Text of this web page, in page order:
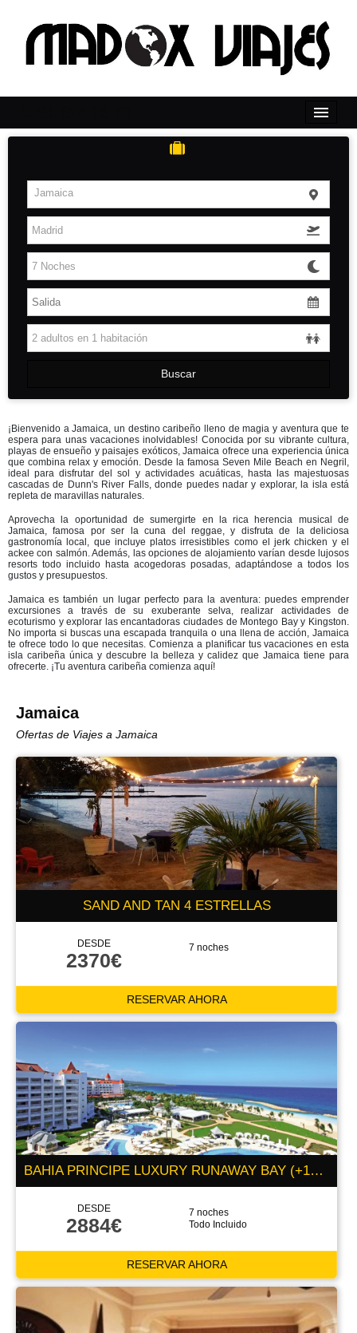
África
Islas Canarias
Solicita Presupuesto
Jamaica
Buscar
¡Bienvenido a Jamaica, un destino caribeño lleno de magia y aventura que te
espera para unas vacaciones inolvidables! Conocida por su vibrante cultura,
playas de ensueño y paisajes exóticos, Jamaica ofrece una experiencia única
que combina relax y emoción. Desde la famosa Seven Mile Beach en Negril,
ideal para disfrutar del sol y actividades acuáticas, hasta las majestuosas
cascadas de Dunn's River Falls, donde puedes nadar y explorar, la isla está
repleta de maravillas naturales.
Aprovecha la oportunidad de sumergirte en la rica herencia musical de
Jamaica, famosa por ser la cuna del reggae, y disfruta de la deliciosa
gastronomía local, que incluye platos irresistibles como el jerk chicken y el
ackee con salmón. Además, las opciones de alojamiento varían desde lujosos
resorts todo incluido hasta acogedoras posadas, adaptándose a todos los
gustos y presupuestos.
Jamaica es también un lugar perfecto para la aventura: puedes emprender
excursiones a través de su exuberante selva, realizar actividades de
ecoturismo y explorar las encantadoras ciudades de Montego Bay y Kingston.
No importa si buscas una escapada tranquila o una llena de acción, Jamaica
te ofrece todo lo que necesitas. Comienza a planificar tus vacaciones en esta
isla caribeña única y descubre la belleza y calidez que Jamaica tiene para
ofrecerte. ¡Tu aventura caribeña comienza aquí!
Jamaica
Ofertas de Viajes a Jamaica
SAND AND TAN 4 ESTRELLAS
DESDE
2370€
7 noches
RESERVAR AHORA
BAHIA PRINCIPE LUXURY RUNAWAY BAY (+18) 5 ESTRELLAS
DESDE
2884€
7 noches
Todo Incluido
RESERVAR AHORA